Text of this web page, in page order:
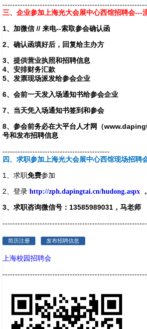
三、企业参加上海光大会展中心西馆招聘会---
1、加微信 // 来电--索取参会确认函
2、确认函填好后，回复给主办方
3、提供营业执照和招聘信息
4、安排财务汇款
5、发票现场派发给参会企业
6、会前一天发入场通知书给参会企业
7、当天凭入场通知书签到和参会
8、参会前务必在大平台人才网（
号和发布招聘信息
-------------------------------------------
四、求职参加上海光大会展中心西馆现场招聘
1、求职免费参加
2、登录 http://zph.dapingtai.cn/hudong.aspx
3、求职咨询微信号：13585989031，马老师
简历注册 发布招聘信息
上海校园招聘会